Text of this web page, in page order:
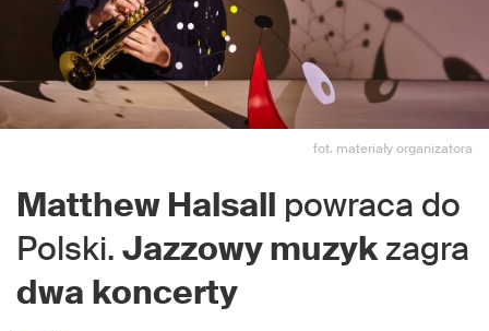
fot. materiały organizatora
Matthew Halsall powraca do
Polski. Jazzowy muzykzagra
dwa koncerty